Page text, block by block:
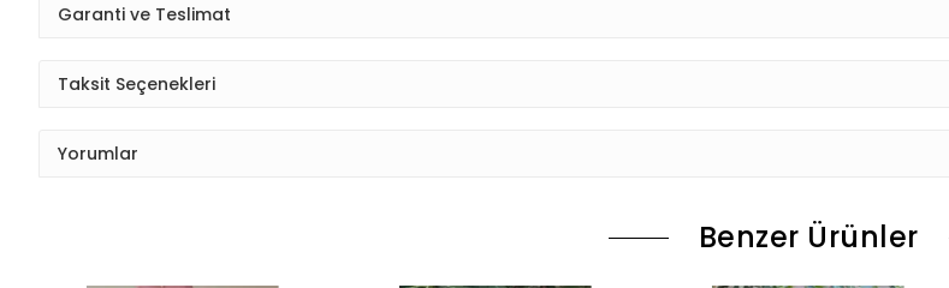
Garanti ve Teslimat
Taksit Seçenekleri
Yorumlar
Benzer Ürünler